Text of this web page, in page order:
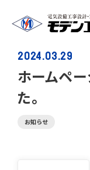
ホームペ
た。
2024.03.29
お知らせ